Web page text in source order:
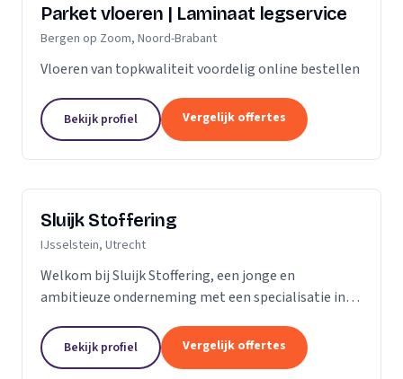
Parket vloeren | Laminaat legservice
Bergen op Zoom, Noord-Brabant
Vloeren van topkwaliteit voordelig online bestellen
Bekijk profiel Vergelijk offertes
Sluijk Stoffering
IJsselstein, Utrecht
Welkom bij Sluijk Stoffering, een jonge en
ambitieuze onderneming met een specialisatie in
kunnen we zeggen dat we al 20 jaar onze expertise...
Bekijk profiel Vergelijk offertes